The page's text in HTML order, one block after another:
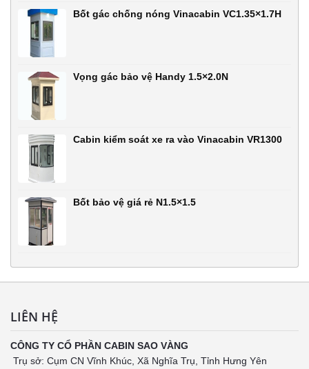
Bốt gác chống nóng Vinacabin VC1.35×1.7H
Vọng gác bảo vệ Handy 1.5×2.0N
Cabin kiểm soát xe ra vào Vinacabin VR1300
Bốt bảo vệ giá rẻ N1.5×1.5
LIÊN HỆ
CÔNG TY CỔ PHẦN CABIN SAO VÀNG
Trụ sở: Cụm CN Vĩnh Khúc, Xã Nghĩa Trụ, Tỉnh Hưng Yên